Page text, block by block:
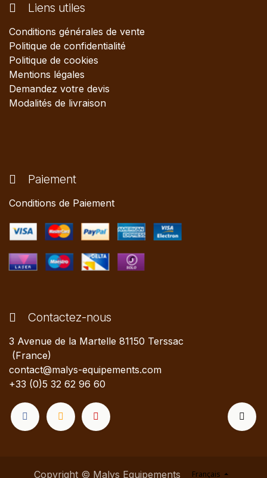
Liens utiles
Conditions générales de vente
Politique de confidentialité
Politique de cookies
Mentions légales
Demandez votre devis
Modalités de livraison
Paiement
Conditions de Paiement
Contactez-nous
3 Avenue de la Martelle 81150 Terssac
(France)
contact@malys-equipements.com
+33 (0)5 32 62 96 60
Copyright © Malys Equipements Français